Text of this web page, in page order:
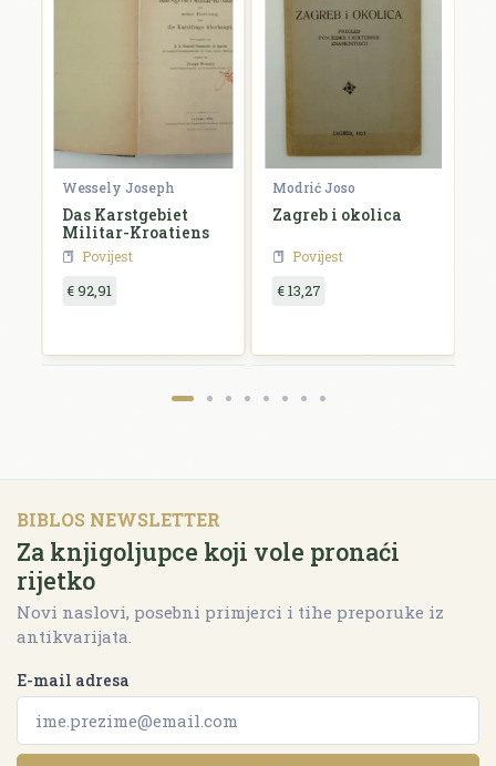
Wessely Joseph
Das Karstgebiet
Militar-Kroatiens
Povijest
€ 92,91
Modrić Joso
Zagreb i okolica
Povijest
€ 13,27
BIBLOS NEWSLETTER
Za knjigoljupce koji vole pronaći
rijetko
Novi naslovi, posebni primjerci i tihe preporuke iz
antikvarijata.
E-mail adresa